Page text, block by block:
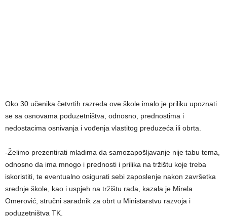
Oko 30 učenika četvrtih razreda ove škole imalo je priliku upoznati
se sa osnovama poduzetništva, odnosno, prednostima i
nedostacima osnivanja i vođenja vlastitog preduzeća ili obrta.
-Želimo prezentirati mladima da samozapošljavanje nije tabu tema,
odnosno da ima mnogo i prednosti i prilika na tržištu koje treba
iskoristiti, te eventualno osigurati sebi zaposlenje nakon završetka
srednje škole, kao i uspjeh na tržištu rada, kazala je Mirela
Omerović, stručni saradnik za obrt u Ministarstvu razvoja i
poduzetništva TK.